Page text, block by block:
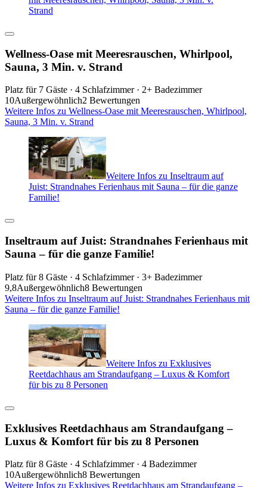
Strand
Wellness-Oase mit Meeresrauschen, Whirlpool,
Sauna, 3 Min. v. Strand
Platz für 7 Gäste · 4 Schlafzimmer · 2+ Badezimmer
10Außergewöhnlich2 Bewertungen
Weitere Infos zu Wellness-Oase mit Meeresrauschen, Whirlpool,
Sauna, 3 Min. v. Strand
Weitere Infos zu Inseltraum auf
Juist: Strandnahes Ferienhaus mit Sauna – für die ganze
Familie!
Inseltraum auf Juist: Strandnahes Ferienhaus mit
Sauna – für die ganze Familie!
Platz für 8 Gäste · 4 Schlafzimmer · 3+ Badezimmer
9,8Außergewöhnlich8 Bewertungen
Weitere Infos zu Inseltraum auf Juist: Strandnahes Ferienhaus mit
Sauna – für die ganze Familie!
Weitere Infos zu Exklusives
Reetdachhaus am Strandaufgang – Luxus & Komfort
für bis zu 8 Personen
Exklusives Reetdachhaus am Strandaufgang –
Luxus & Komfort für bis zu 8 Personen
Platz für 8 Gäste · 4 Schlafzimmer · 4 Badezimmer
10Außergewöhnlich8 Bewertungen
Weitere Infos zu Exklusives Reetdachhaus am Strandaufgang –